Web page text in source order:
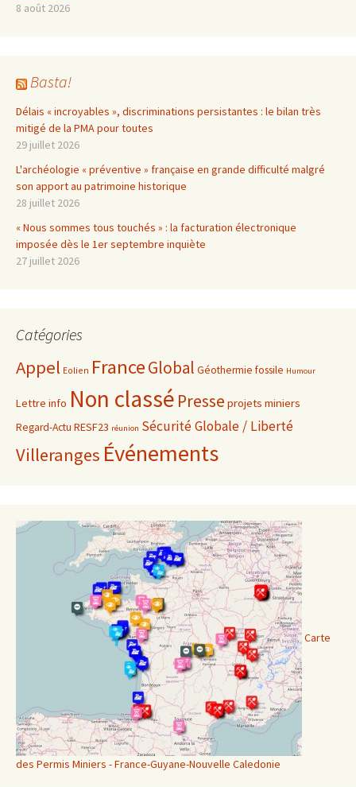
8 août 2026
Basta!
Délais « incroyables », discriminations persistantes : le bilan très
mitigé de la PMA pour toutes
29 juillet 2026
L'archéologie « préventive » française en grande difficulté malgré
son apport au patrimoine historique
28 juillet 2026
« Nous sommes tous touchés » : la facturation électronique
imposée dès le 1er septembre inquiète
27 juillet 2026
Catégories
Appel Eolien FranceGlobal Géothermie fossile Humour
Lettre info Non classé Presse projets miniers
Regard-Actu RESF23 réunion Sécurité Globale / Liberté
Villeranges Événements
Carte
des Permis Miniers - France-Guyane-Nouvelle Caledonie